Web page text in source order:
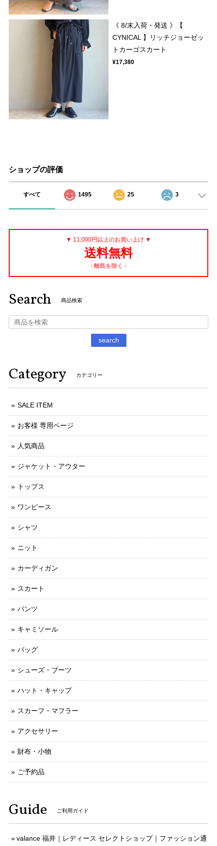
《 8/末入荷・発送 》【
CYNICAL 】リッチジョーゼッ
トカーゴスカート
¥17,380
ショップの評価
すべて 1495 25 3
▼ 11,000円以上のお買い上げ ▼
送料無料
- 離島を除く -
Search 商品検索
search
Category カテゴリー
SALE ITEM
お客様 専用ページ
人気商品
ジャケット・アウター
トップス
ワンピース
シャツ
ニット
カーディガン
スカート
パンツ
キャミソール
バッグ
シューズ・ブーツ
ハット・キャップ
スカーフ・マフラー
アクセサリー
財布・小物
ご予約品
Guide ご利用ガイド
valance 福井｜レディース セレクトショップ｜ファッション通